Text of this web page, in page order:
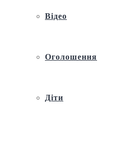
Відео
Оголошення
Діти